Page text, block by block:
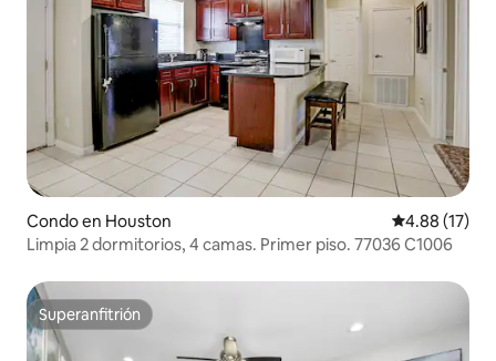
Condo en Houston Calificación
4.88 (17)
Limpia 2 dormitorios, 4 camas. Primer piso. 77036 C1006
Superanfitrión
Superanfitrión